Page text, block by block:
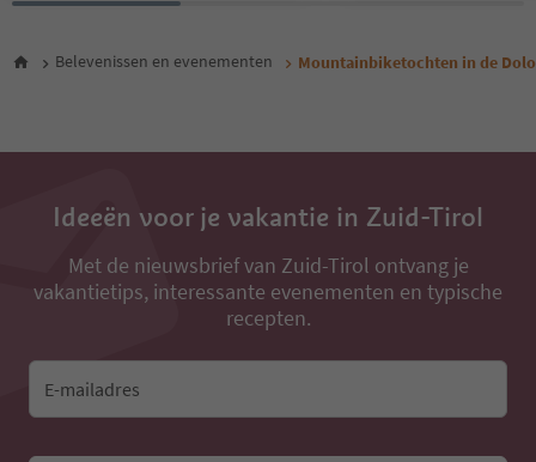
Belevenissen en evenementen Mountainbiketochten in de
Ideeën voor je vakantie in Zuid-Tirol
Met de nieuwsbrief van Zuid-Tirol ontvang je
vakantietips, interessante evenementen en typische
recepten.
E-mailadres